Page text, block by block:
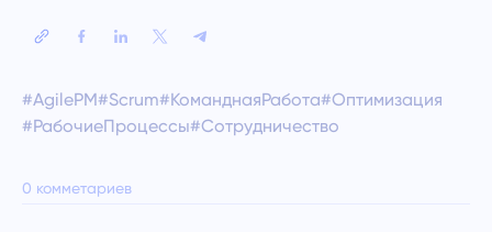
#AgilePM#Scrum#КоманднаяРабота#Оптимизация
#РабочиеПроцессы#Сотрудничество
0 комметариев